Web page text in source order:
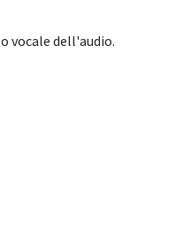
vocale dell'audio.